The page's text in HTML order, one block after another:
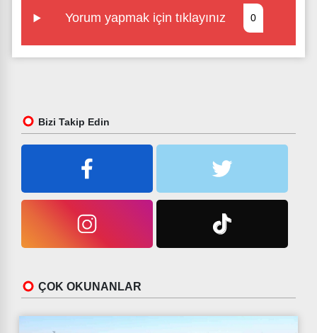
Yorum yapmak için tıklayınız 0
Bizi Takip Edin
ÇOK OKUNANLAR